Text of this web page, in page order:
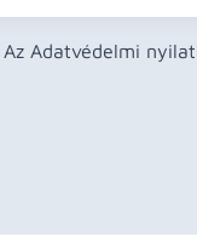
Az Adatvédelmi